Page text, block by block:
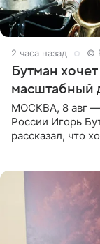
2 часа назад ©
Бутман
масштабный
МОСКВА, 8 авг —
России Игорь
рассказал, что